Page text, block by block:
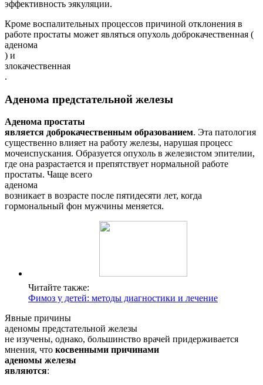
эффективность эякуляции.
Кроме воспалительных процессов причиной отклонения в
работе простаты может являться опухоль доброкачественная (
аденома
) и
злокачественная
.
Аденома предстательной железы
Аденома простаты
является доброкачественным образованием. Эта патология
существенно влияет на работу железы, нарушая процесс
мочеиспускания. Образуется опухоль в железистом эпителии,
где она разрастается и препятствует нормальной работе
простаты. Чаще всего
аденома
возникает в возрасте после пятидесяти лет, когда
гормональный фон мужчины меняется.
Читайте также:
Фимоз у детей: методы диагностики и лечение
Явные причины
аденомы предстательной железы
не изучены, однако, большинство врачей придерживается
мнения, что косвенными причинами
аденомы железы
являются: